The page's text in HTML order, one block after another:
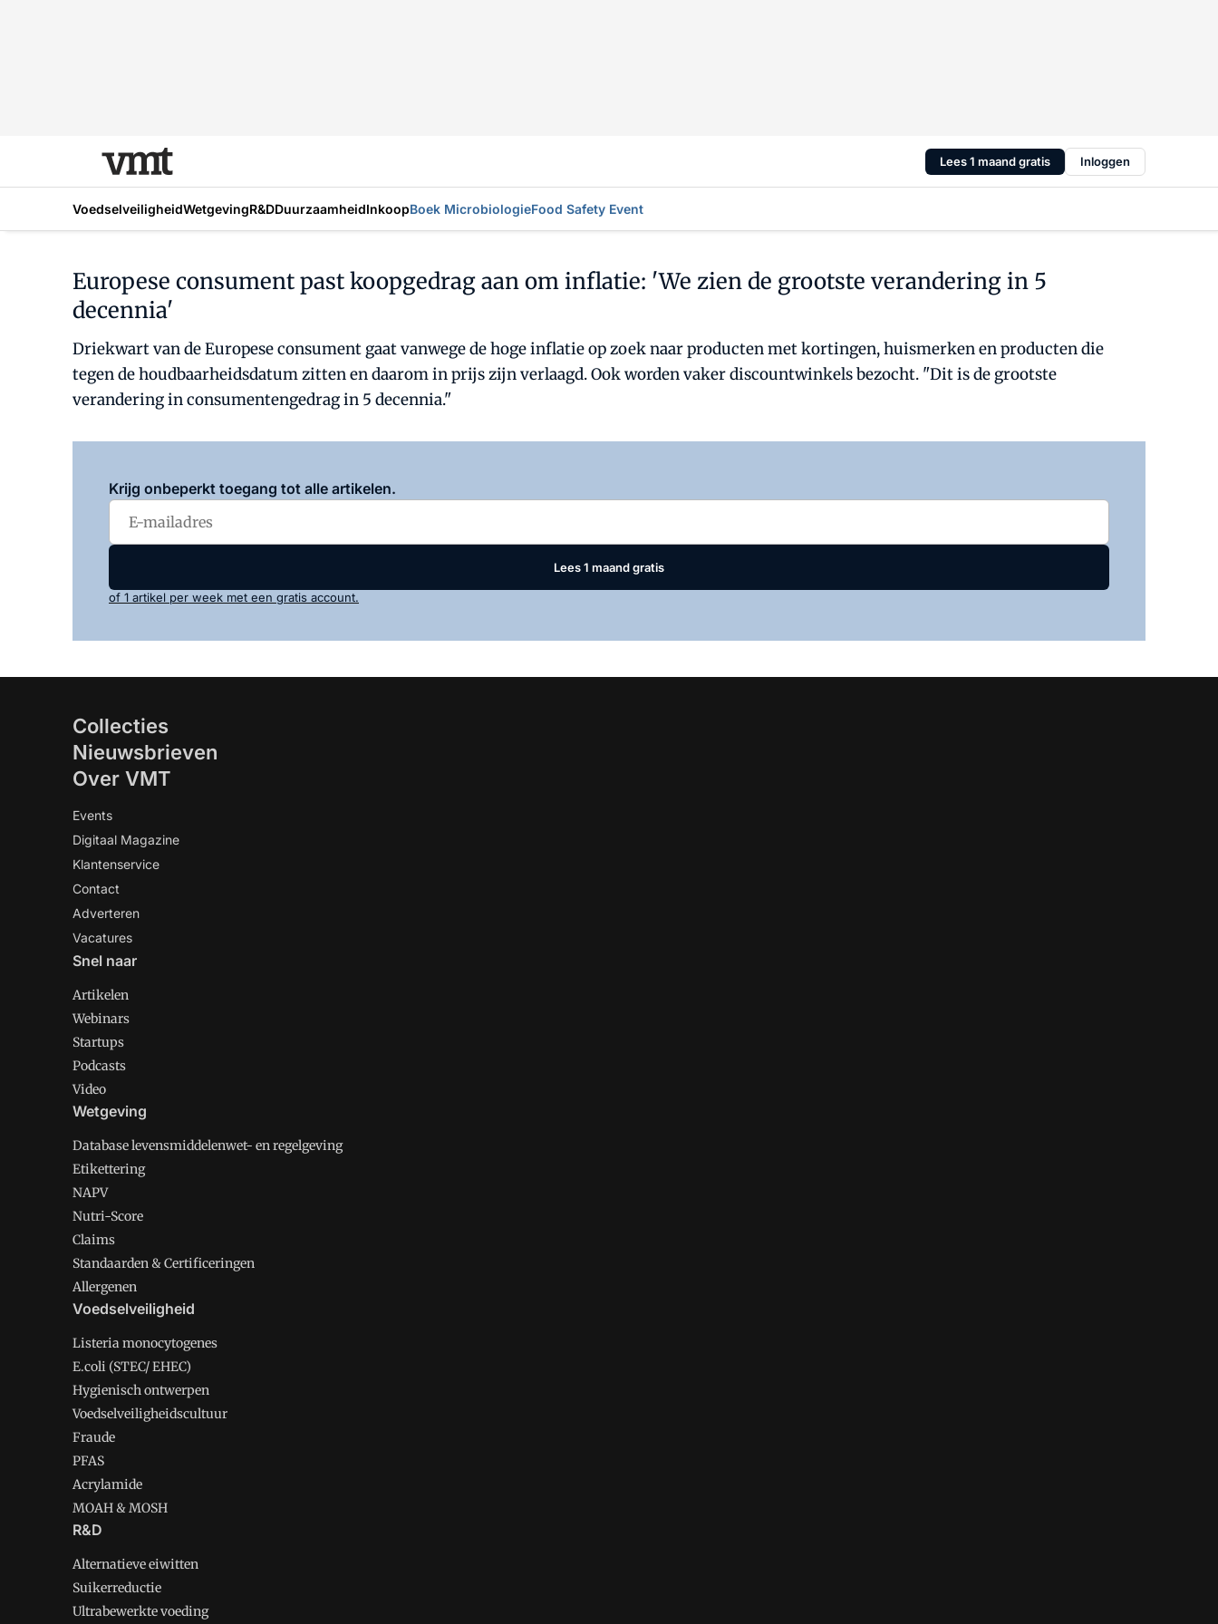
Lees 1 maand gratis Inloggen
VoedselveiligheidWetgevingR&DDuurzaamheidInkoopBoek MicrobiologieFood Safety Event
Europese consument past koopgedrag aan om inflatie: 'We zien de grootste verandering in 5
decennia'
Driekwart van de Europese consument gaat vanwege de hoge inflatie op zoek naar producten met kortingen, huismerken en producten die
tegen de houdbaarheidsdatum zitten en daarom in prijs zijn verlaagd. Ook worden vaker discountwinkels bezocht. "Dit is de grootste
verandering in consumentengedrag in 5 decennia."
Krijg onbeperkt toegang tot alle artikelen.
Lees 1 maand gratis
of 1 artikel per week met een gratis account.
Collecties
Nieuwsbrieven
Over VMT
Events
Digitaal Magazine
Klantenservice
Contact
Adverteren
Vacatures
Snel naar
Artikelen
Webinars
Startups
Podcasts
Video
Wetgeving
Database levensmiddelenwet- en regelgeving
Etikettering
NAPV
Nutri-Score
Claims
Standaarden & Certificeringen
Allergenen
Voedselveiligheid
Listeria monocytogenes
E.coli (STEC/ EHEC)
Hygienisch ontwerpen
Voedselveiligheidscultuur
Fraude
PFAS
Acrylamide
MOAH & MOSH
R&D
Alternatieve eiwitten
Suikerreductie
Ultrabewerkte voeding